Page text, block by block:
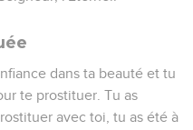
dans ta beauté et tu
te prostituer. Tu as
avec toi, tu as été à